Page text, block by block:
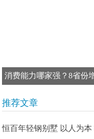
消费能力哪家强？8省份
推荐文章
恒百年轻钢别墅 以人为